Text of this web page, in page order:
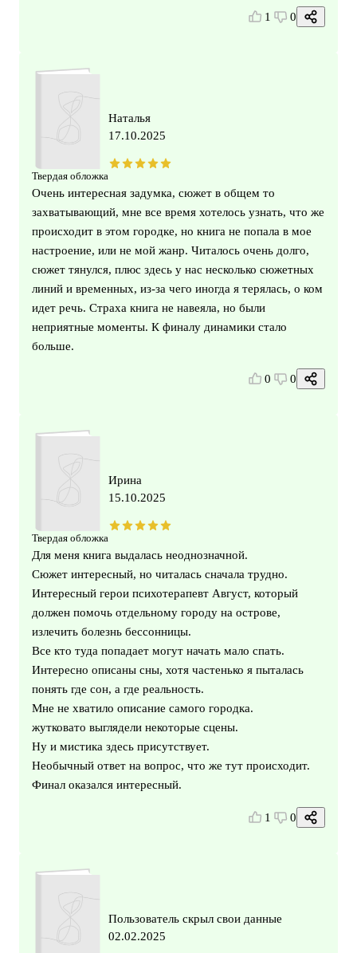
1 0
Твердая обложка
Наталья
17.10.2025
Очень интересная задумка, сюжет в общем то
захватывающий, мне все время хотелось узнать, что же
происходит в этом городке, но книга не попала в мое
настроение, или не мой жанр. Читалось очень долго,
сюжет тянулся, плюс здесь у нас несколько сюжетных
линий и временных, из-за чего иногда я терялась, о ком
идет речь. Страха книга не навеяла, но были
неприятные моменты. К финалу динамики стало
больше.
0 0
Твердая обложка
Ирина
15.10.2025
Для меня книга выдалась неоднозначной.
Сюжет интересный, но читалась сначала трудно.
Интересный герои психотерапевт Август, который
должен помочь отдельному городу на острове,
излечить болезнь бессонницы.
Все кто туда попадает могут начать мало спать.
Интересно описаны сны, хотя частенько я пыталась
понять где сон, а где реальность.
Мне не хватило описание самого городка.
жутковато выглядели некоторые сцены.
Ну и мистика здесь присутствует.
Необычный ответ на вопрос, что же тут происходит.
Финал оказался интересный.
1 0
Пользователь скрыл свои данные
02.02.2025